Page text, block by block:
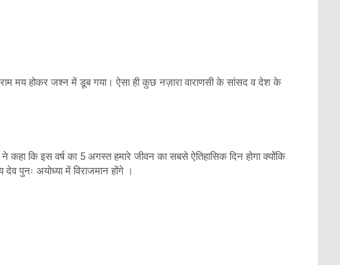
मय होकर जश्न में डूब गया। ऐसा ही कुछ नज़ारा वाराणसी के सांसद व देश के
कि इस वर्ष का 5 अगस्त हमारे जीवन का सबसे ऐतिहासिक दिन होगा क्योंकि
पुनः अयोध्या में विराजमान होंगे ।